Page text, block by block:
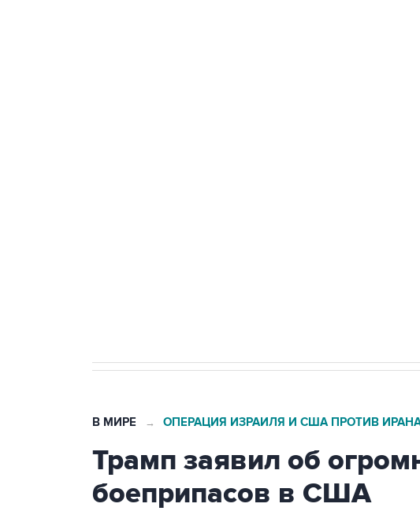
В МИРЕ → ОПЕРАЦИЯ ИЗРАИЛЯ И США ПРОТИВ
Трамп заявил об
боеприпасов в США